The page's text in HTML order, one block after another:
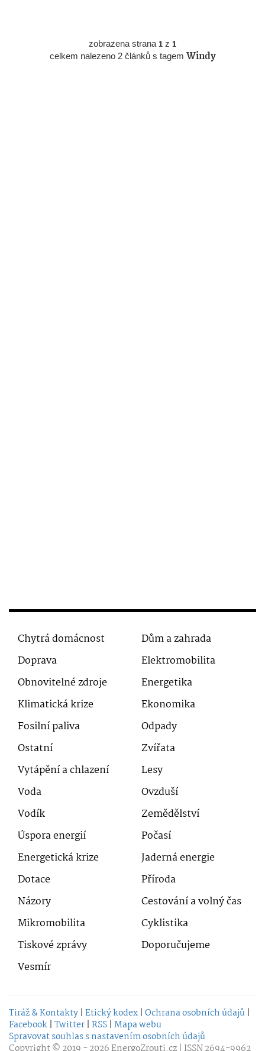
zobrazena strana1z 1
celkem nalezeno 2 článků s tagem Windy
Chytrá domácnost
Dům a zahrada
Doprava
Elektromobilita
Obnovitelné zdroje
Energetika
Klimatická krize
Ekonomika
Fosilní paliva
Odpady
Ostatní
Zvířata
Vytápění a chlazení
Lesy
Voda
Ovzduší
Vodík
Zemědělství
Úspora energií
Počasí
Energetická krize
Jaderná energie
Dotace
Příroda
Názory
Cestování a volný čas
Mikromobilita
Cyklistika
Tiskové zprávy
Doporučujeme
Vesmír
Tiráž & Kontakty | Etický kodex | Ochrana osobních údajů |
Facebook | Twitter | RSS | Mapa webu
Spravovat souhlas s nastavením osobních údajů